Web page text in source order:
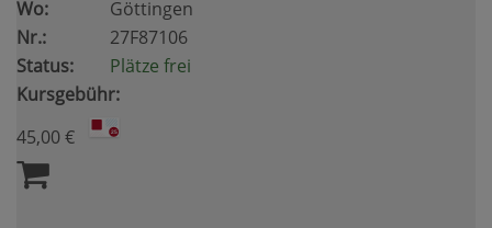
Wo:
Göttingen
Nr.:
27F87106
Status:
Plätze frei
Kursgebühr:
45,00 €